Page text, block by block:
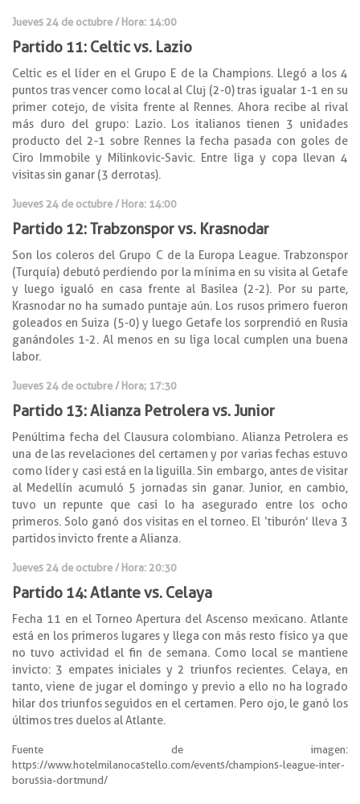
Jueves 24 de octubre / Hora: 14:00
Partido 11: Celtic vs. Lazio
Celtic es el líder en el Grupo E de la Champions. Llegó a los 4
puntos tras vencer como local al Cluj (2-0) tras igualar 1-1 en su
primer cotejo, de visita frente al Rennes. Ahora recibe al rival
más duro del grupo: Lazio. Los italianos tienen 3 unidades
producto del 2-1 sobre Rennes la fecha pasada con goles de
Ciro Immobile y Milinkovic-Savic. Entre liga y copa llevan 4
visitas sin ganar (3 derrotas).
Jueves 24 de octubre / Hora: 14:00
Partido 12: Trabzonspor vs. Krasnodar
Son los coleros del Grupo C de la Europa League. Trabzonspor
(Turquía) debutó perdiendo por la mínima en su visita al Getafe
y luego igualó en casa frente al Basilea (2-2). Por su parte,
Krasnodar no ha sumado puntaje aún. Los rusos primero fueron
goleados en Suiza (5-0) y luego Getafe los sorprendió en Rusia
ganándoles 1-2. Al menos en su liga local cumplen una buena
labor.
Jueves 24 de octubre / Hora; 17:30
Partido 13: Alianza Petrolera vs. Junior
Penúltima fecha del Clausura colombiano. Alianza Petrolera es
una de las revelaciones del certamen y por varias fechas estuvo
como líder y casi está en la liguilla. Sin embargo, antes de visitar
al Medellín acumuló 5 jornadas sin ganar. Junior, en cambio,
tuvo un repunte que casi lo ha asegurado entre los ocho
primeros. Solo ganó dos visitas en el torneo. El ‘tiburón’ lleva 3
partidos invicto frente a Alianza.
Jueves 24 de octubre / Hora: 20:30
Partido 14: Atlante vs. Celaya
Fecha 11 en el Torneo Apertura del Ascenso mexicano. Atlante
está en los primeros lugares y llega con más resto físico ya que
no tuvo actividad el fin de semana. Como local se mantiene
invicto: 3 empates iniciales y 2 triunfos recientes. Celaya, en
tanto, viene de jugar el domingo y previo a ello no ha logrado
hilar dos triunfos seguidos en el certamen. Pero ojo, le ganó los
últimos tres duelos al Atlante.
Fuente de imagen:
https://www.hotelmilanocastello.com/events/champions-league-inter-
borussia-dortmund/